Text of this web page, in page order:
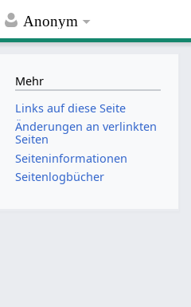
Anonym
Mehr
Links auf diese Seite
Änderungen an verlinkten
Seiten
Seiten­informationen
Seitenlogbücher